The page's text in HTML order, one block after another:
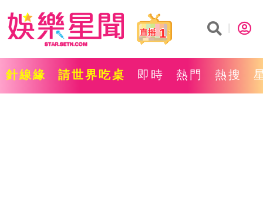
1
針線緣 請世界吃桌 即時 熱門 熱搜